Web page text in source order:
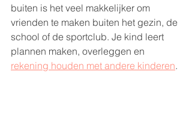
buiten is het veel makkelijker om
vrienden te maken buiten het gezin, de
school of de sportclub. Je kind leert
plannen maken, overleggen en
rekening houden met andere kinderen.